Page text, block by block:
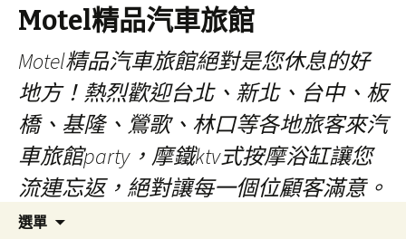
Motel精品汽車旅館
Motel精品汽車旅館絕對是您休息的好
地方！熱烈歡迎台北、新北、台中、板
橋、基隆、鶯歌、林口等各地旅客來汽
車旅館party，摩鐵ktv式按摩浴缸讓您
流連忘返，絕對讓每一個位顧客滿意。
選單